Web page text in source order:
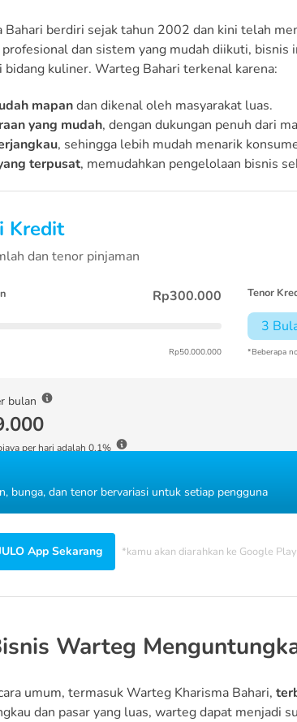
Bahari berdiri sejak tahun 2002 dan kini telah
dan sistem yang mudah diikuti,
bidang kuliner. Warteg Bahari terkenal karena:
mapandan dikenal oleh masyarakat luas.
yang mudah, dengan dukungan penuh dari
, sehingga lebih mudah menarik
terpusat, memudahkan pengelolaan bisnis
Kredit
dan tenor pinjaman
Rp300.000
Rp50.000.000
Tenor
3
*Beberapa
bulan
per hari adalah 0.1%
bunga, dan tenor bervariasi untuk setiap pengguna
App Sekarang *kamu akan diarahkan ke Google
Warteg
umum, termasuk Warteg Kharisma Bahari,
dan pasar yang luas, warteg dapat menjadi